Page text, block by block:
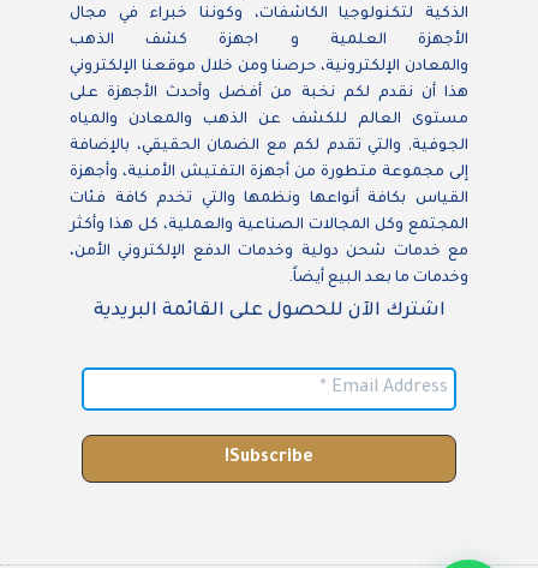
الذكية لتكنولوجيا الكاشفات، وكوننا خبراء في مجال
الأجهزة العلمية و اجهزة كشف الذهب
والمعادن الإلكترونية، حرصنا ومن خلال موقعنا الإلكتروني
هذا أن نقدم لكم نخبة من أفضل وأحدث الأجهزة على
مستوى العالم للكشف عن الذهب والمعادن والمياه
الجوفية, والتي تقدم لكم مع الضمان الحقيقي، بالإضافة
إلى مجموعة متطورة من أجهزة التفتيش الأمنية، وأجهزة
القياس بكافة أنواعها ونظمها والتي تخدم كافة فئات
المجتمع وكل المجالات الصناعية والعملية، كل هذا وأكثر
مع خدمات شحن دولية وخدمات الدفع الإلكتروني الأمن،
وخدمات ما بعد البيع أيضاً.
اشترك الآن للحصول على القائمة البريدية